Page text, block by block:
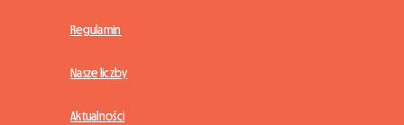
Regulamin
Nasze liczby
Aktualności